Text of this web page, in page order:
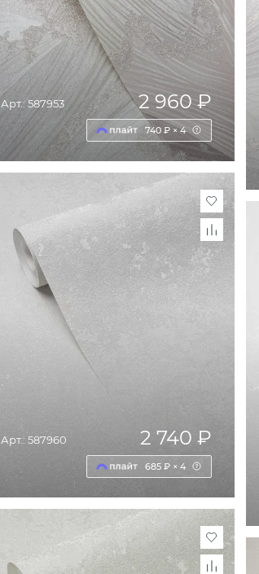
Арт.: 587953 2 960 ₽
740 ₽ × 4
ДОБАВИТЬ В КОРЗИНУ
Арт.: 587960 2 740 ₽
685 ₽ × 4
ДОБАВИТЬ В КОРЗИНУ